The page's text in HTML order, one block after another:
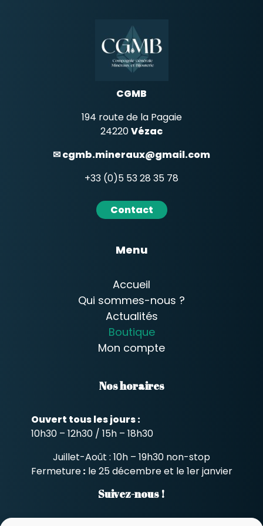
CGMB
194 route de la Pagaie
24220Vézac
✉ cgmb.mineraux@gmail.com
+33 (0)5 53 28 35 78
Contact
Menu
Accueil
Qui sommes-nous ?
Actualités
Boutique
Mon compte
Nos horaires
Ouvert tous les jours :
10h30 – 12h30 / 15h – 18h30
Juillet-Août : 10h – 19h30 non-stop
Fermeture:le 25 décembre et le 1er janvier
Suivez-nous !